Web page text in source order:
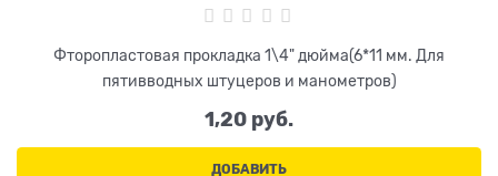
Фторопластовая прокладка 1\4" дюйма(6*11 мм. Для
пятивводных штуцеров и манометров)
1,20 руб.
ДОБАВИТЬ